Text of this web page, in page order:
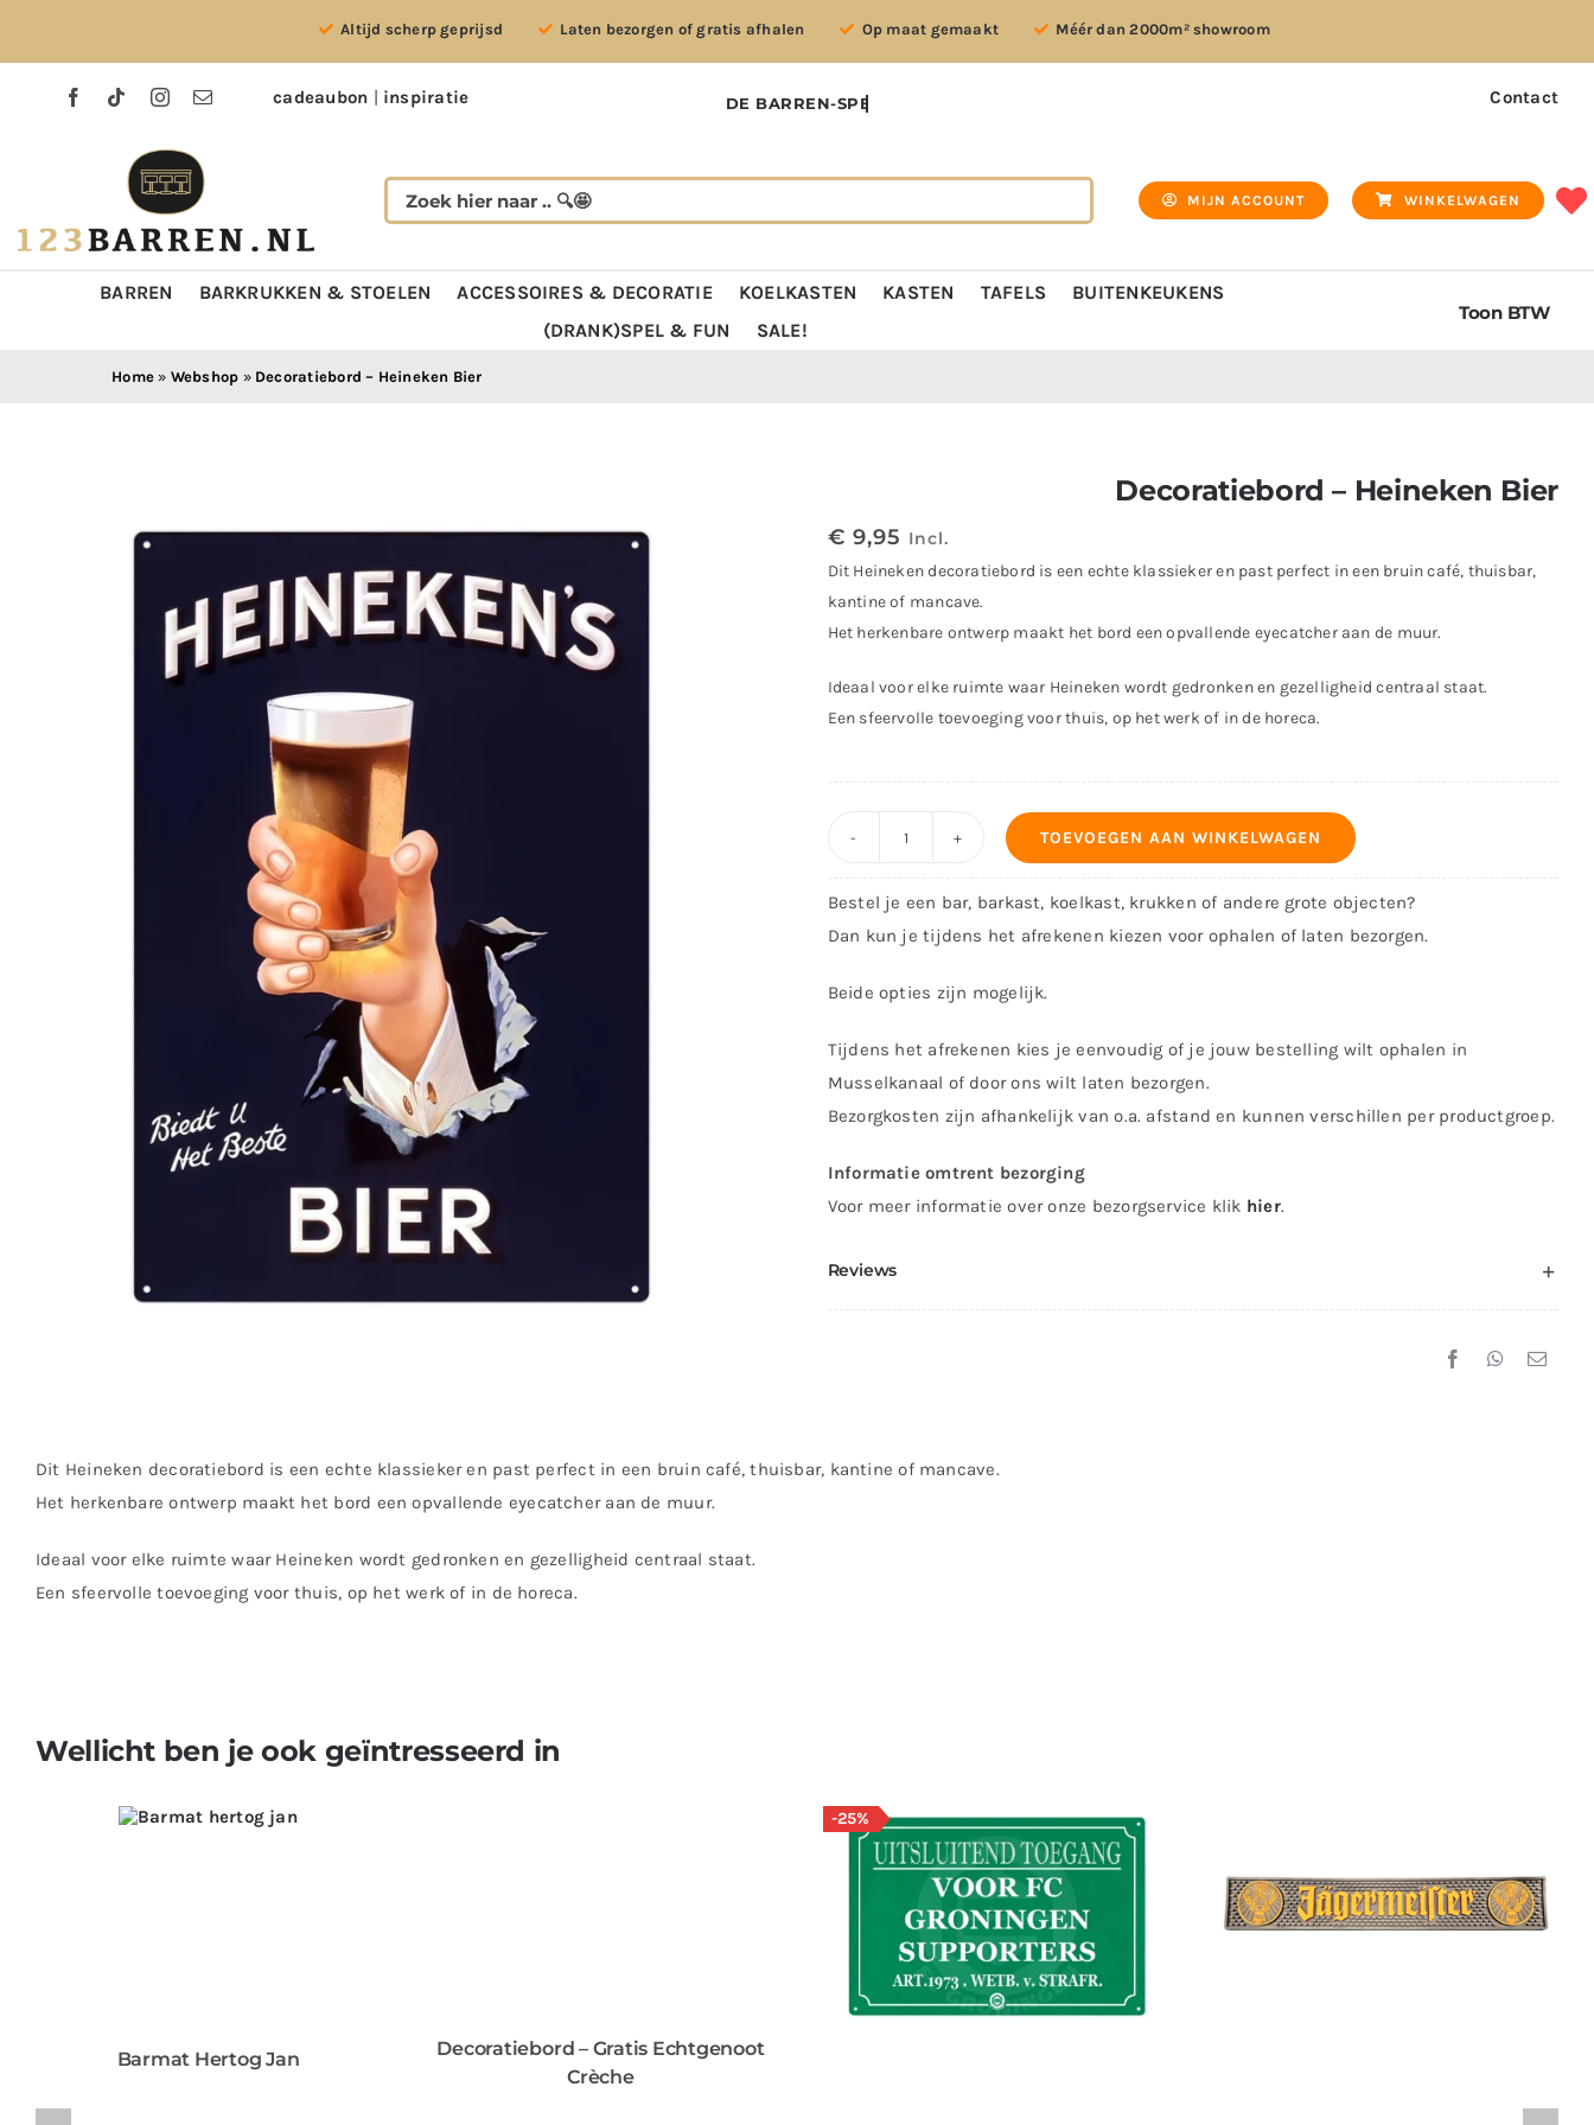
Altijd scherp geprijsd Laten bezorgen of gratis afhalen Op maat gemaakt Méér dan 2000m² showroom
cadeaubon | inspiratie Contact
MIJN ACCOUNT WINKELWAGEN
BARREN BARKRUKKEN & STOELEN ACCESSOIRES & DECORATIE KOELKASTEN KASTEN TAFELS
BUITENKEUKENS
(DRANK)SPEL & FUN
SALE!
Toon BTW
Home » Webshop » Decoratiebord – Heineken Bier
Decoratiebord – Heineken Bier
€ 9,95 Incl.
Dit Heineken decoratiebord is een echte klassieker en past perfect in een bruin café, thuisbar,
kantine of mancave.
Het herkenbare ontwerp maakt het bord een opvallende eyecatcher aan de muur.
Ideaal voor elke ruimte waar Heineken wordt gedronken en gezelligheid centraal staat.
Een sfeervolle toevoeging voor thuis, op het werk of in de horeca.
Decoratiebord
Bier
aantal
TOEVOEGEN AAN WINKELWAGEN
Bestel je een bar, barkast, koelkast, krukken of andere grote objecten?
Dan kun je tijdens het afrekenen kiezen voor ophalen of laten bezorgen.
Beide opties zijn mogelijk.
Tijdens het afrekenen kies je eenvoudig of je jouw bestelling wilt ophalen in
Musselkanaal of door ons wilt laten bezorgen.
Bezorgkosten zijn afhankelijk van o.a. afstand en kunnen verschillen per productgroep.
Informatie omtrent bezorging
Voor meer informatie over onze bezorgservice klik hier.
Reviews
Dit Heineken decoratiebord is een echte klassieker en past perfect in een bruin café, thuisbar, kantine of mancave.
Het herkenbare ontwerp maakt het bord een opvallende eyecatcher aan de muur.
Ideaal voor elke ruimte waar Heineken wordt gedronken en gezelligheid centraal staat.
Een sfeervolle toevoeging voor thuis, op het werk of in de horeca.
Wellicht ben je ook geïntresseerd in
Barmat Hertog Jan
Decoratiebord – Gratis Echtgenoot
Crèche
-25%